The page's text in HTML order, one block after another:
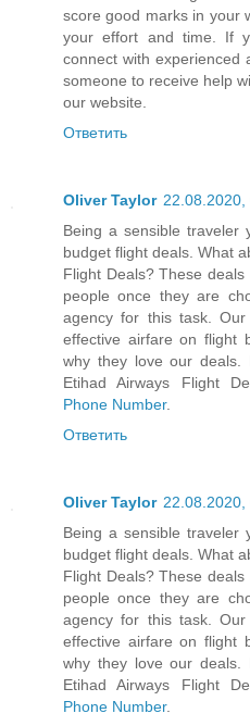
score good marks in your
your effort and time. If
connect with experienced
someone to receive help
our website.
Ответить
Oliver Taylor 22.08.2020,
Being a sensible traveler
budget flight deals. What
Flight Deals? These
people once they are
agency for this task.
effective airfare on flight
why they love our deals.
Etihad Airways Flight
Phone Number.
Ответить
Oliver Taylor 22.08.2020,
Being a sensible traveler
budget flight deals. What
Flight Deals? These
people once they are
agency for this task.
effective airfare on flight
why they love our deals.
Etihad Airways Flight
Phone Number.